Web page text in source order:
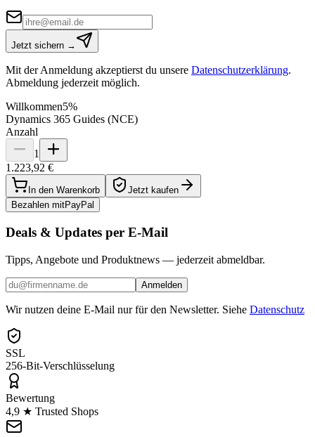
Jetzt sichern →
Mit der Anmeldung akzeptierst du unsere Datenschutzerklärung.
Abmeldung jederzeit möglich.
Willkommen5%
Dynamics 365 Guides (NCE)
Anzahl
1
1.223,92 €
In den Warenkorb
Jetzt kaufen
Bezahlen mitPayPal
Deals & Updates per E-Mail
Tipps, Angebote und Produktnews — jederzeit abmeldbar.
Anmelden
Wir nutzen deine E-Mail nur für den Newsletter. Siehe Datenschutz
SSL
256-Bit-Verschlüsselung
Bewertung
4,9 ★ Trusted Shops